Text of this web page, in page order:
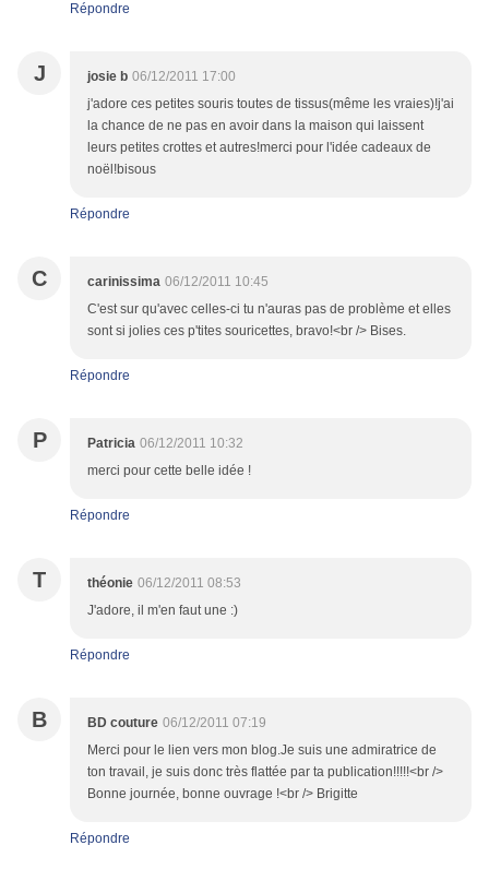
Répondre
J josie b 06/12/2011 17:00
j'adore ces petites souris toutes de tissus(même les vraies)!j'ai
la chance de ne pas en avoir dans la maison qui laissent
leurs petites crottes et autres!merci pour l'idée cadeaux de
noël!bisous
Répondre
C carinissima 06/12/2011 10:45
C'est sur qu'avec celles-ci tu n'auras pas de problème et elles
sont si jolies ces p'tites souricettes, bravo!<br /> Bises.
Répondre
P Patricia 06/12/2011 10:32
merci pour cette belle idée !
Répondre
T théonie 06/12/2011 08:53
J'adore, il m'en faut une :)
Répondre
B BD couture 06/12/2011 07:19
Merci pour le lien vers mon blog.Je suis une admiratrice de
ton travail, je suis donc très flattée par ta publication!!!!!<br />
Bonne journée, bonne ouvrage !<br /> Brigitte
Répondre